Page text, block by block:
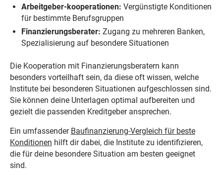
Arbeitgeber-kooperationen: Vergünstigte Konditionen
für bestimmte Berufsgruppen
Finanzierungsberater: Zugang zu mehreren Banken,
Spezialisierung auf besondere Situationen
Die Kooperation mit Finanzierungsberatern kann
besonders vorteilhaft sein, da diese oft wissen, welche
Institute bei besonderen Situationen aufgeschlossen sind.
Sie können deine Unterlagen optimal aufbereiten und
gezielt die passenden Kreditgeber ansprechen.
Ein umfassender Baufinanzierung-Vergleich für beste
Konditionen hilft dir dabei, die Institute zu identifizieren,
die für deine besondere Situation am besten geeignet
sind.